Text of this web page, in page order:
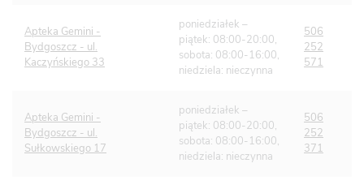
Apteka Gemini -
Bydgoszcz - ul.
Kaczyńskiego 33
poniedziałek –
piątek: 08:00-20:00,
sobota: 08:00-16:00,
niedziela: nieczynna
506
252
571
Apteka Gemini -
Bydgoszcz - ul.
Sułkowskiego 17
poniedziałek –
piątek: 08:00-20:00,
sobota: 08:00-16:00,
niedziela: nieczynna
506
252
371